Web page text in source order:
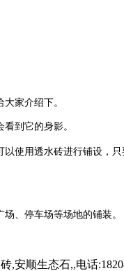
家介绍下。
到它的身影。
使用透水砖进行铺设，
、停车场等场地的铺装。
,安顺生态石,,电话